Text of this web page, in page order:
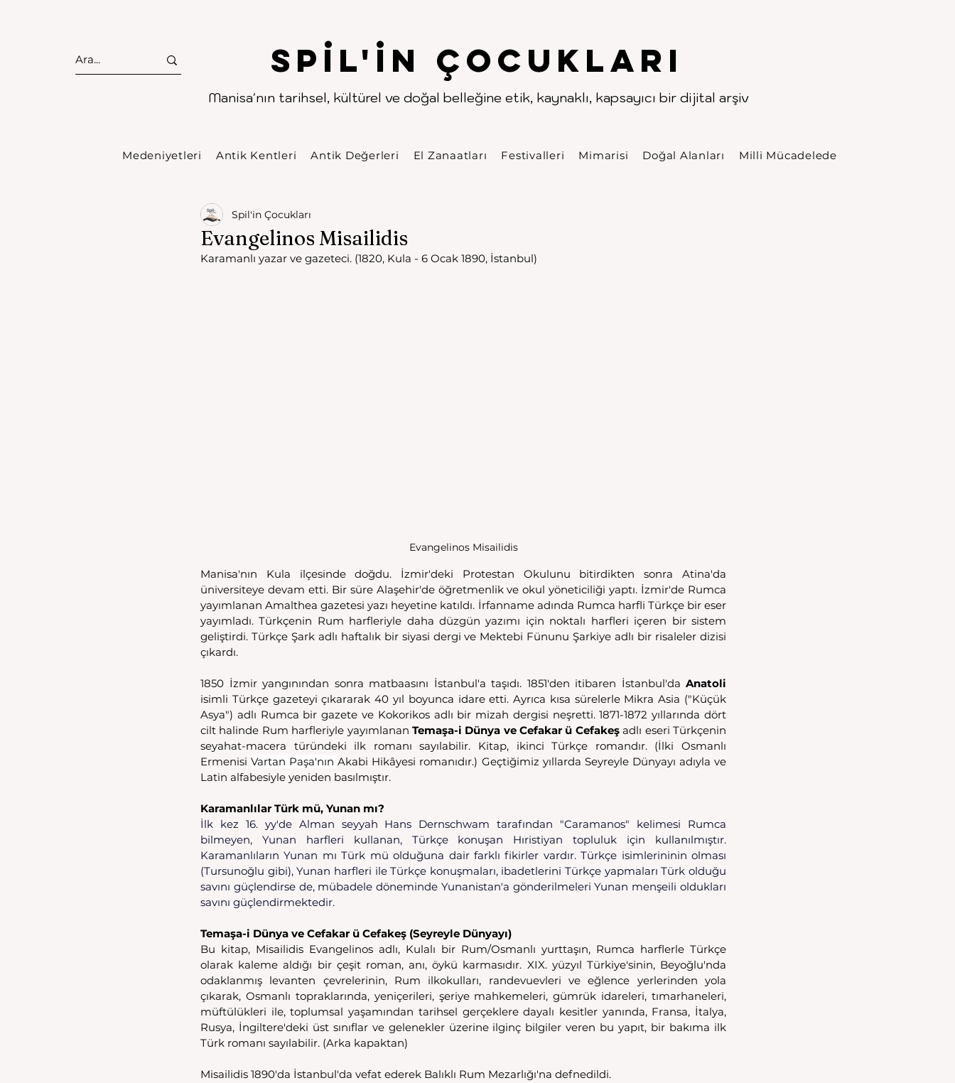
Spıl'in Çocukları
Manisa'nın tarihsel, kültürel ve doğal belleğine etik, kaynaklı, kapsayıcı bir dijital arşiv
. .
Medeniyetleri Antik Kentleri Antik Değerleri El Zanaatları Festivalleri Mimarisi Doğal Alanları Milli Mücadelede
Evangelinos Misailidis
Spil'in Çocukları
Karamanlı yazar ve gazeteci. (1820, Kula - 6 Ocak 1890, İstanbul)
Evangelinos Misailidis
Manisa'nın Kula ilçesinde doğdu. İzmir'deki Protestan Okulunu bitirdikten sonra Atina'da
üniversiteye devam etti. Bir süre Alaşehir'de öğretmenlik ve okul yöneticiliği yaptı. İzmir'de Rumca
yayımlanan Amalthea gazetesi yazı heyetine katıldı. İrfanname adında Rumca harfli Türkçe bir eser
yayımladı. Türkçenin Rum harfleriyle daha düzgün yazımı için noktalı harfleri içeren bir sistem
geliştirdi. Türkçe Şark adlı haftalık bir siyasi dergi ve Mektebi Fünunu Şarkiye adlı bir risaleler dizisi
çıkardı.
1850 İzmir yangınından sonra matbaasını İstanbul'a taşıdı. 1851'den itibaren İstanbul'da
isimli Türkçe gazeteyi çıkararak 40 yıl boyunca idare etti. Ayrıca kısa sürelerle Mikra Asia ("Küçük
Asya") adlı Rumca bir gazete ve Kokorikos adlı bir mizah dergisi neşretti. 1871-1872 yıllarında dört
cilt halinde Rum harfleriyle yayımlanan Temaşa-i Dünya ve Cefakar ü Cefakeş adlı eseri Türkçenin
seyahat-macera türündeki ilk romanı sayılabilir. Kitap, ikinci Türkçe romandır. (İlki Osmanlı
Ermenisi Vartan Paşa'nın Akabi Hikâyesi romanıdır.) Geçtiğimiz yıllarda Seyreyle Dünyayı adıyla ve
Latin alfabesiyle yeniden basılmıştır.
Karamanlılar Türk mü, Yunan mı?
İlk kez 16. yy'de Alman seyyah Hans Dernschwam tarafından "Caramanos" kelimesi Rumca
bilmeyen, Yunan harfleri kullanan, Türkçe konuşan Hıristiyan topluluk için kullanılmıştır.
Karamanlıların Yunan mı Türk mü olduğuna dair farklı fikirler vardır. Türkçe isimlerininin olması
(Tursunoğlu gibi), Yunan harfleri ile Türkçe konuşmaları, ibadetlerini Türkçe yapmaları Türk olduğu
savını güçlendirse de, mübadele döneminde Yunanistan'a gönderilmeleri Yunan menşeili oldukları
savını güçlendirmektedir.
Temaşa-i Dünya ve Cefakar ü Cefakeş (Seyreyle Dünyayı)
Bu kitap, Misailidis Evangelinos adlı, Kulalı bir Rum/Osmanlı yurttaşın, Rumca harflerle Türkçe
olarak kaleme aldığı bir çeşit roman, anı, öykü karmasıdır. XIX. yüzyıl Türkiye'sinin, Beyoğlu'nda
odaklanmış levanten çevrelerinin, Rum ilkokulları, randevuevleri ve eğlence yerlerinden yola
çıkarak, Osmanlı topraklarında, yeniçerileri, şeriye mahkemeleri, gümrük idareleri, tımarhaneleri,
müftülükleri ile, toplumsal yaşamından tarihsel gerçeklere dayalı kesitler yanında, Fransa, İtalya,
Rusya, İngiltere'deki üst sınıflar ve gelenekler üzerine ilginç bilgiler veren bu yapıt, bir bakıma ilk
Türk romanı sayılabilir. (Arka kapaktan)
Misailidis 1890'da İstanbul'da vefat ederek Balıklı Rum Mezarlığı'na defnedildi.